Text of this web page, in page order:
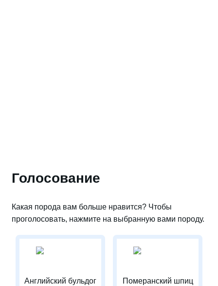
Голосование
Какая порода вам больше нравится? Чтобы
проголосовать, нажмите на выбранную вами породу.
Английский бульдог Померанский шпиц